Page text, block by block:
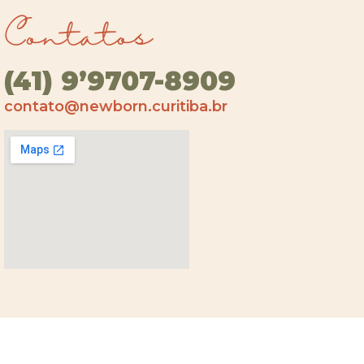
Contatos
(41) 9’9707-8909
contato@newborn.curitiba.br